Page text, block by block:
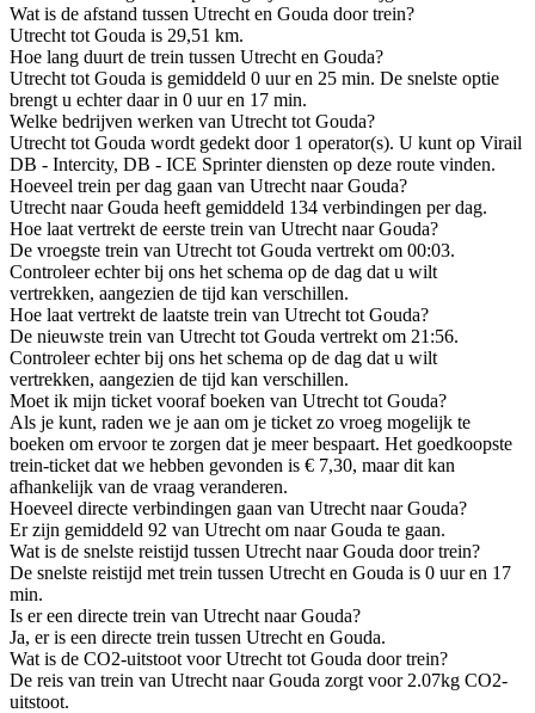
Wat is de afstand tussen Utrecht en Gouda door trein?
Utrecht tot Gouda is 29,51 km.
Hoe lang duurt de trein tussen Utrecht en Gouda?
Utrecht tot Gouda is gemiddeld 0 uur en 25 min. De snelste optie
brengt u echter daar in 0 uur en 17 min.
Welke bedrijven werken van Utrecht tot Gouda?
Utrecht tot Gouda wordt gedekt door 1 operator(s). U kunt op Virail
DB - Intercity, DB - ICE Sprinter diensten op deze route vinden.
Hoeveel trein per dag gaan van Utrecht naar Gouda?
Utrecht naar Gouda heeft gemiddeld 134 verbindingen per dag.
Hoe laat vertrekt de eerste trein van Utrecht naar Gouda?
De vroegste trein van Utrecht tot Gouda vertrekt om 00:03.
Controleer echter bij ons het schema op de dag dat u wilt
vertrekken, aangezien de tijd kan verschillen.
Hoe laat vertrekt de laatste trein van Utrecht tot Gouda?
De nieuwste trein van Utrecht tot Gouda vertrekt om 21:56.
Controleer echter bij ons het schema op de dag dat u wilt
vertrekken, aangezien de tijd kan verschillen.
Moet ik mijn ticket vooraf boeken van Utrecht tot Gouda?
Als je kunt, raden we je aan om je ticket zo vroeg mogelijk te
boeken om ervoor te zorgen dat je meer bespaart. Het goedkoopste
trein-ticket dat we hebben gevonden is € 7,30, maar dit kan
afhankelijk van de vraag veranderen.
Hoeveel directe verbindingen gaan van Utrecht naar Gouda?
Er zijn gemiddeld 92 van Utrecht om naar Gouda te gaan.
Wat is de snelste reistijd tussen Utrecht naar Gouda door trein?
De snelste reistijd met trein tussen Utrecht en Gouda is 0 uur en 17
min.
Is er een directe trein van Utrecht naar Gouda?
Ja, er is een directe trein tussen Utrecht en Gouda.
Wat is de CO2-uitstoot voor Utrecht tot Gouda door trein?
De reis van trein van Utrecht naar Gouda zorgt voor 2.07kg CO2-
uitstoot.